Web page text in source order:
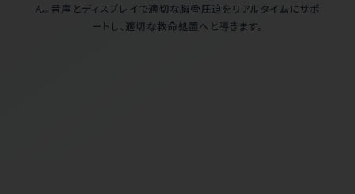
ん。音声とディスプレイで適切な胸骨圧迫をリアルタイムにサポ
ートし、適切な救命処置へと導きます。